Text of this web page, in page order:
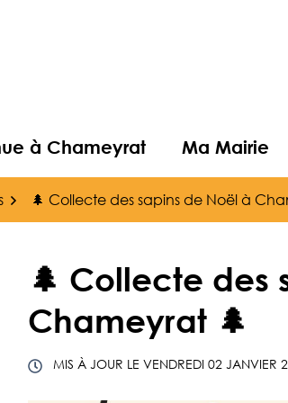
à Chameyrat Ma Mairie
🌲 Collecte des sapins de Noël à
🌲 Collecte des
Chameyrat 🌲
MIS À JOUR LE VENDREDI 02 JANVIER